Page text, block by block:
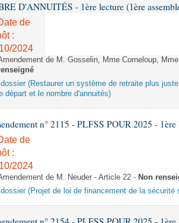
D'ANNUITÉS - 1ère lecture (1ère
de
:
2024
de M. Gosselin, Mme Corneloup,
(Restaurer un système de retraite plus
départ et le nombre d'annuités)
n° 2115 - PLFSS POUR 2025 - 1ère
de
:
2024
de M. Neuder - Article 22 - Non
(Projet de loi de financement de la sécurité